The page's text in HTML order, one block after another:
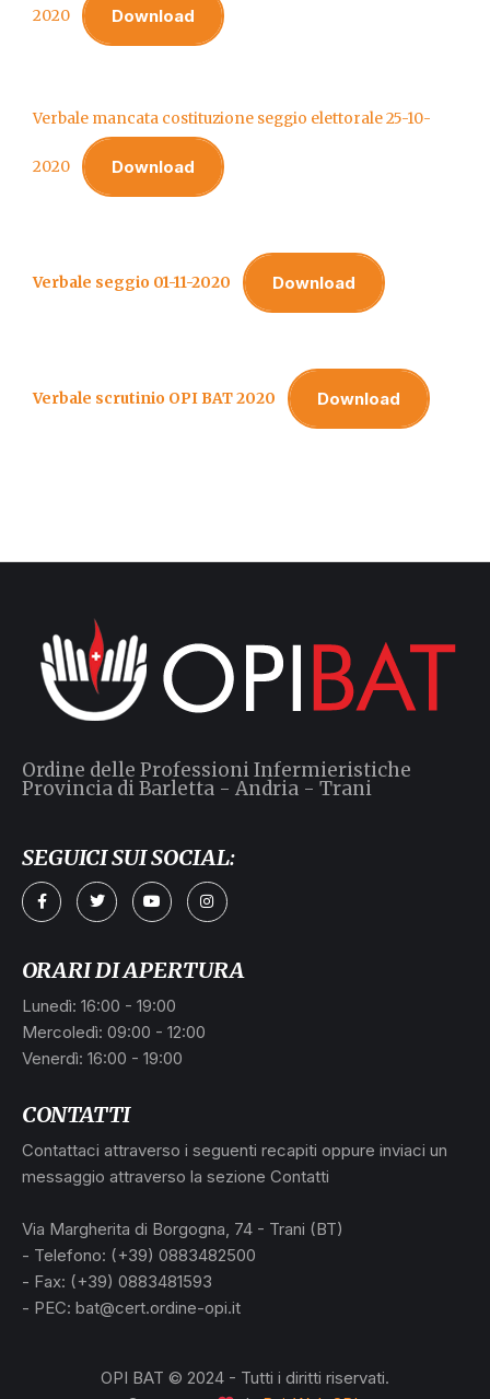
2020 Download
Verbale mancata costituzione seggio elettorale 25-10-
2020 Download
Verbale seggio 01-11-2020 Download
Verbale scrutinio OPI BAT 2020 Download
CONTATTI
Contattaci attraverso i seguenti recapiti oppure inviaci un
messaggio attraverso la sezione Contatti
Via Margherita di Borgogna, 74 - Trani (BT)
- Telefono: (+39) 0883482500
- Fax: (+39) 0883481593
- PEC: bat@cert.ordine-opi.it
ORARI DI APERTURA
Lunedì: 16:00 - 19:00
Mercoledì: 09:00 - 12:00
Venerdì: 16:00 - 19:00
Ordine delle Professioni Infermieristiche
Provincia di Barletta - Andria - Trani
SEGUICI SUI SOCIAL:
OPI BAT © 2024 - Tutti i diritti riservati.